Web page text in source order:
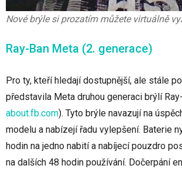
Nové brýle si prozatím můžete virtuálně
Ray-Ban Meta (2. generace)
Pro ty, kteří hledají dostupnější, ale stále
představila Meta druhou generaci brýlí
about.fb.com). Tyto brýle navazují na
modelu a nabízejí řadu vylepšení. Baterie
hodin na jedno nabití a nabíjecí pouzdro
na dalších 48 hodin používání. Dočerpání